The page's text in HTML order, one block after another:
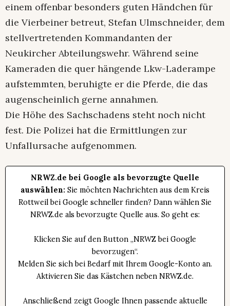
einem offenbar besonders guten Händchen für
die Vierbeiner betreut, Stefan Ulmschneider, dem
stellvertretenden Kommandanten der
Neukircher Abteilungswehr. Während seine
Kameraden die quer hängende Lkw-Laderampe
aufstemmten, beruhigte er die Pferde, die das
augenscheinlich gerne annahmen.
Die Höhe des Sachschadens steht noch nicht
fest. Die Polizei hat die Ermittlungen zur
Unfallursache aufgenommen.
NRWZ.de bei Google als bevorzugte Quelle
auswählen: Sie möchten Nachrichten aus dem Kreis
Rottweil bei Google schneller finden? Dann wählen Sie
NRWZ.de als bevorzugte Quelle aus. So geht es:
Klicken Sie auf den Button „NRWZ bei Google
bevorzugen“.
Melden Sie sich bei Bedarf mit Ihrem Google-Konto an.
Aktivieren Sie das Kästchen neben NRWZ.de.
Anschließend zeigt Google Ihnen passende aktuelle